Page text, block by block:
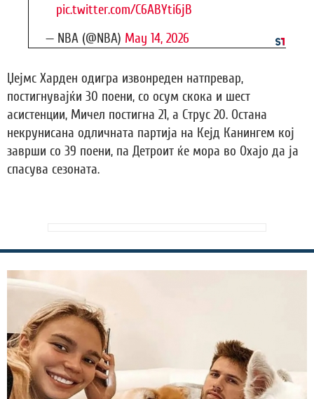
pic.twitter.com/C6ABYti6jB
— NBA (@NBA) May 14, 2026
Џејмс Харден одигра извонреден натпревар,
постигнувајќи 30 поени, со осум скока и шест
асистенции, Мичел постигна 21, а Струс 20. Остана
некрунисана одличната партија на Кејд Канингем кој
заврши со 39 поени, па Детроит ќе мора во Охајо да ја
спасува сезоната.